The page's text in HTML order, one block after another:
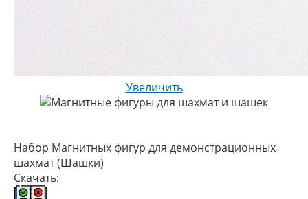
Увеличить
Набор Магнитных фигур для демонстрационных
шахмат (Шашки)
Скачать: